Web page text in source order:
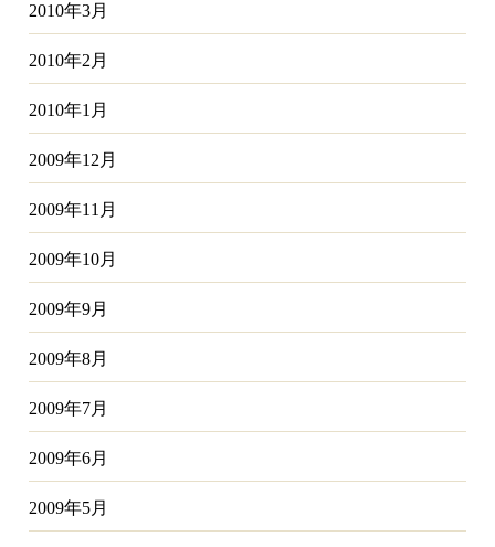
2010年3月
2010年2月
2010年1月
2009年12月
2009年11月
2009年10月
2009年9月
2009年8月
2009年7月
2009年6月
2009年5月